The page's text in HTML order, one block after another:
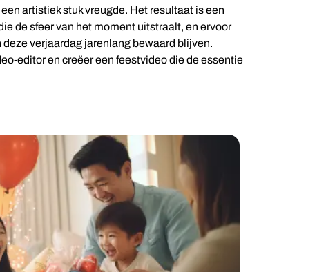
artistiek stuk vreugde. Het resultaat is een
de sfeer van het moment uitstraalt, en ervoor
verjaardag jarenlang bewaard blijven.
editor en creëer een feestvideo die de essentie